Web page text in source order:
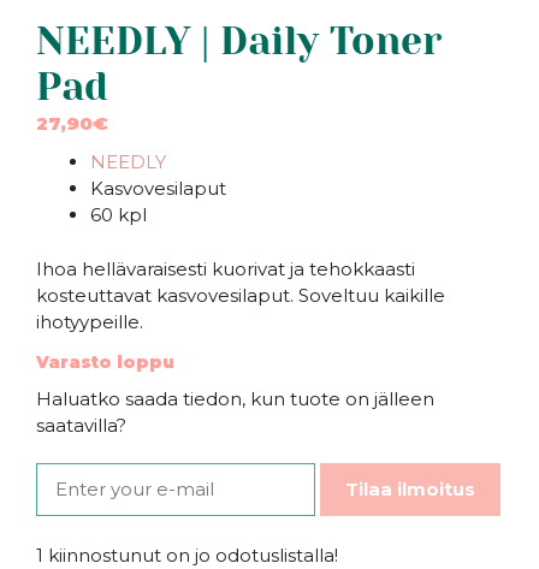
NEEDLY | Daily Toner
Pad
27,90€
NEEDLY
Kasvovesilaput
60 kpl
Ihoa hellävaraisesti kuorivat ja tehokkaasti
kosteuttavat kasvovesilaput. Soveltuu kaikille
ihotyypeille.
Varasto loppu
Haluatko saada tiedon, kun tuote on jälleen
saatavilla?
Tilaa ilmoitus
1 kiinnostunut on jo odotuslistalla!